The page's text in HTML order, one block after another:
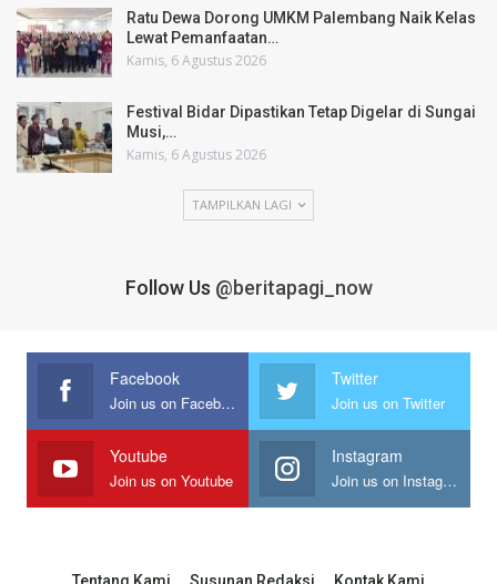
Ratu Dewa Dorong UMKM Palembang Naik Kelas
Lewat Pemanfaatan…
Kamis, 6 Agustus 2026
Festival Bidar Dipastikan Tetap Digelar di Sungai
Musi,…
Kamis, 6 Agustus 2026
TAMPILKAN LAGI
Follow Us @beritapagi_now
Facebook
Join us on Facebook
Twitter
Join us on Twitter
Youtube
Join us on Youtube
Instagram
Join us on Instagram